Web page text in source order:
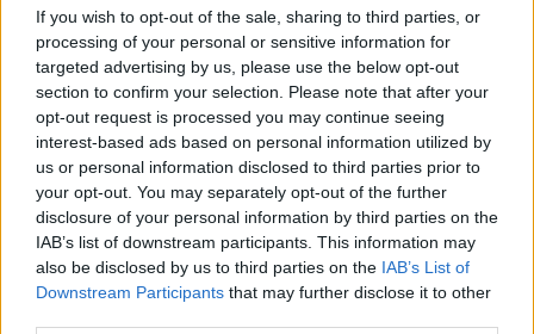
If you wish to opt-out of the sale, sharing to third parties, or
processing of your personal or sensitive information for
targeted advertising by us, please use the below opt-out
section to confirm your selection. Please note that after your
opt-out request is processed you may continue seeing
interest-based ads based on personal information utilized by
us or personal information disclosed to third parties prior to
your opt-out. You may separately opt-out of the further
disclosure of your personal information by third parties on the
IAB’s list of downstream participants. This information may
also be disclosed by us to third parties on the IAB’s List of
Downstream Participants that may further disclose it to other
egyensúlyi és inflációs problémák miatt még a
2000-es évek elején is csak a középmezőnyben
foglaltunk helyet - igaz, a jelenleginél jóval kisebb
lemaradással.
Lemaradtunk az éllovasoktól. Az elmúlt egy évben
Magyarország indexe csökkent, elsősorban a felerősödő
makrogazdasági egyensúlyzavarok következtében. Ehhez
leginkább a fiskális problémák kiéleződése járult hozzá a
költségvetési deficit, illetve ehhez kapcsolódóan kisebb
mértékben az államadósság növekedése révén.